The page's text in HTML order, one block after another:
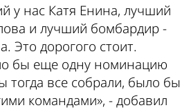
у нас Катя Енина, лучший
и лучший бомбардир -
Это дорогого стоит.
бы еще одну номинацию
все собрали, было бы
командами», - добавил